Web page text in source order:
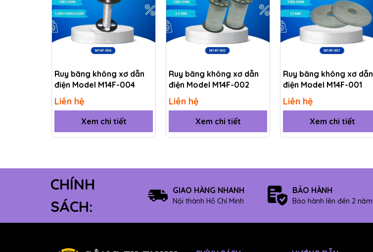
Ruy băng không xơ dẫn
điện Model M14F-004
Liên hệ
Xem chi tiết
Ruy băng không xơ dẫn
điện Model M14F-002
Liên hệ
Xem chi tiết
Ruy băng không xơ dẫn
điện Model M14F-001
Liên hệ
Xem chi tiết
CHÍNH
SÁCH:
GIAO HÀNG NHANH
Nội thành Hồ Chí Minh
BẢO HÀNH
Bảo hành lên đến 2 năm